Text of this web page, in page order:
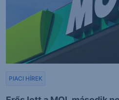
PIACI HÍREK